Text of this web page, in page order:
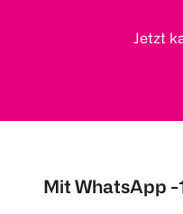
Jetzt
Mit WhatsApp -